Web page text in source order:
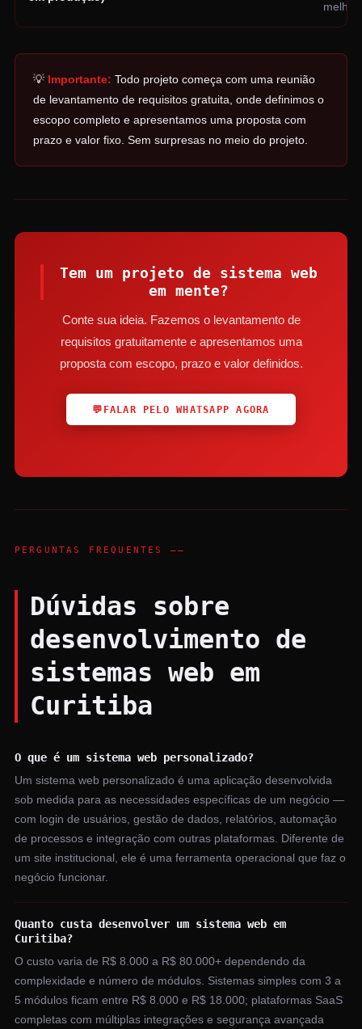
💡 Importante: Todo projeto começa com uma reunião
de levantamento de requisitos gratuita, onde definimos o
escopo completo e apresentamos uma proposta com
prazo e valor fixo. Sem surpresas no meio do projeto.
Tem um projeto de sistema web
em mente?
Conte sua ideia. Fazemos o levantamento de
requisitos gratuitamente e apresentamos uma
proposta com escopo, prazo e valor definidos.
💬 FALAR PELO WHATSAPP AGORA
PERGUNTAS FREQUENTES ——
Dúvidas sobre
desenvolvimento de
sistemas web em
Curitiba
O que é um sistema web personalizado?
Um sistema web personalizado é uma aplicação desenvolvida
sob medida para as necessidades específicas de um negócio —
com login de usuários, gestão de dados, relatórios, automação
de processos e integração com outras plataformas. Diferente de
um site institucional, ele é uma ferramenta operacional que faz o
negócio funcionar.
Quanto custa desenvolver um sistema web em
Curitiba?
O custo varia de R$ 8.000 a R$ 80.000+ dependendo da
complexidade e número de módulos. Sistemas simples com 3 a
5 módulos ficam entre R$ 8.000 e R$ 18.000; plataformas SaaS
completas com múltiplas integrações e segurança avançada